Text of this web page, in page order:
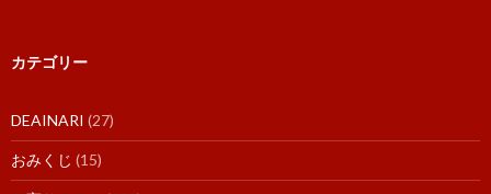
カテゴリー
DEAINARI (27)
おみくじ (15)